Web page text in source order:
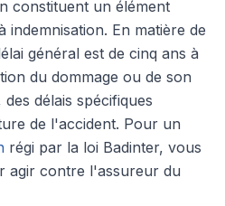
constituent un élément
En matière de
général est de cinq ans à
du dommage ou de son
délais spécifiques
de l'accident. Pour un
régi par la loi Badinter, vous
agir contre l'assureur du